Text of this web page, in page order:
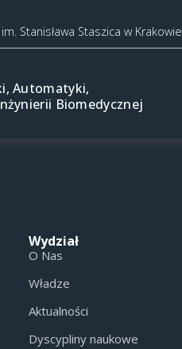
Stanisława Staszica w Krakowie
Automatyki,
Biomedycznej
Wydział
O Nas
Władze
Aktualności
Dyscypliny naukowe